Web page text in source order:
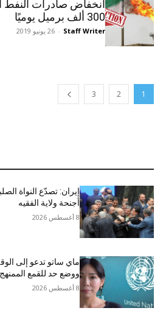
انخفاض صادرات النفط
300 ألف برميل يوميًا
Staff Writer
- 26 يونيو 2019
1
2
3
إيران: تصدّع النواة
أجنحة ولاية الفقيه
8 أغسطس 2026
ماي ساتو تدعو إلى
ووضع حد للقمع
8 أغسطس 2026